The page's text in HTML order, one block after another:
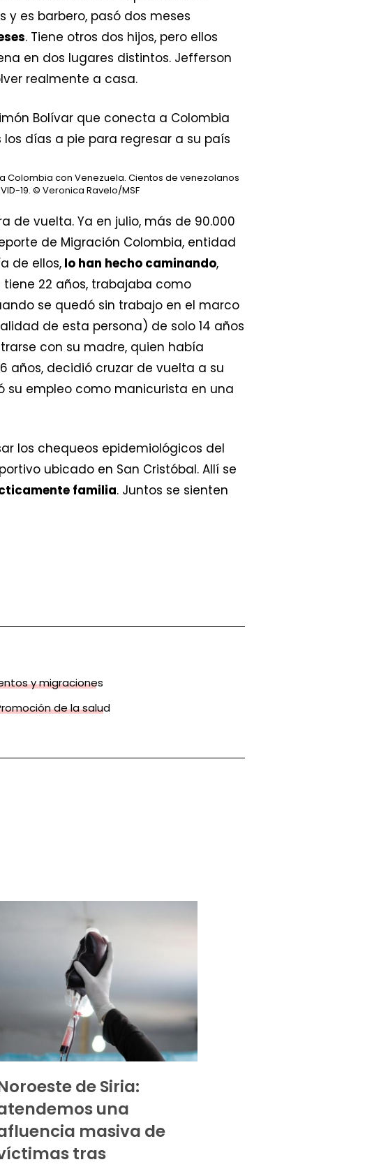
es barbero, pasó dos meses
. Tiene otros dos hijos, pero ellos
en dos lugares distintos. Jefferson
realmente a casa.
Colombia con Venezuela. Cientos de venezolanos
19. © Veronica Ravelo/MSF
de vuelta. Ya en julio, más de 90.000
de Migración Colombia, entidad
de ellos, lo han hecho caminando,
tiene 22 años, trabajaba como
se quedó sin trabajo en el marco
de esta persona) de solo 14 años
con su madre, quien había
años, decidió cruzar de vuelta a su
su empleo como manicurista en una
los chequeos epidemiológicos del
ubicado en San Cristóbal. Allí se
familia. Juntos se sienten
y migraciones
de la salud
de Siria:
una
masiva de
tras